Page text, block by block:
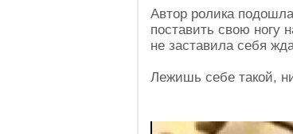
Автор ролика
поставить свою ногу
не заставила себя
Лежишь себе такой,
Video